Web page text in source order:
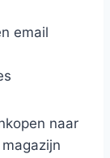
email
naar